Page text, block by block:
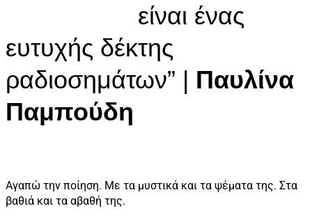
είναι ένας
ευτυχής δέκτης
ραδιοσημάτων” | Παυλίνα
Παμπούδη
Αγαπώ την ποίηση. Με τα μυστικά και τα ψέματα της. Στα
βαθιά και τα αβαθή της.